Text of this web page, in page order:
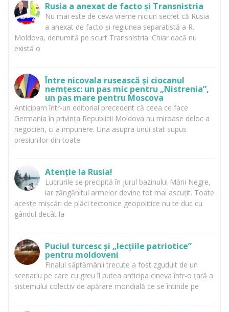
Rusia a anexat de facto și Transnistria
Nu mai este de ceva vreme niciun secret că Rusia
a anexat de facto și regiunea separatistă a R.
Moldova, denumită pe scurt Transnistria. Chiar dacă nu
există o
Între nicovala rusească și ciocanul
nemțesc: un pas mic pentru „Nistrenia”,
un pas mare pentru Moscova
Anticipam într-un editorial precedent că ceea ce face
Germania în privința Republicii Moldova nu miroase deloc a
negocieri, ci a impunere. Una asupra unui stat supus
presiunilor din toate
Atenție la Rusia!
Lucrurile se precipită în jurul bazinului Mării Negre,
iar zăngănitul armelor devine tot mai ascuțit. Toate
aceste mișcări de plăci tectonice geopolitice nu te duc cu
gândul decât la
Puciul turcesc și „lecțiile patriotice”
pentru moldoveni
Finalul săptămânii trecute a fost zguduit de un
scenariu pe care cu greu îl putea anticipa cineva într-o țară a
sistemului colectiv de apărare mondială ce se întinde pe